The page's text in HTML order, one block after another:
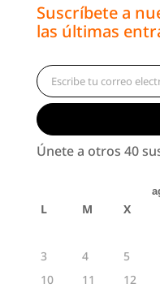
Suscríbete a
las últimas
Escribe tu correo electrónico…
Únete a otros 40
L M X
3
4 5
10
11 12